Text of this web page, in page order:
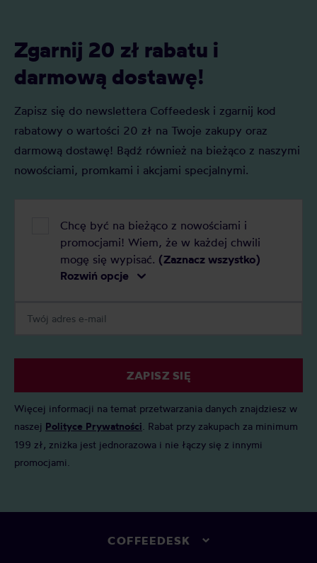
Zgarnij 20 zł rabatu i
darmową dostawę!
Zapisz się do newslettera Coffeedesk i zgarnij kod
rabatowy o wartości 20 zł na Twoje zakupy oraz
darmową dostawę! Bądź również na bieżąco z naszymi
nowościami, promkami i akcjami specjalnymi.
Chcę być na bieżąco z nowościami i
promocjami! Wiem, że w każdej chwili
mogę się wypisać. (Zaznacz wszystko)
Rozwiń opcje
ZAPISZ SIĘ
Więcej informacji na temat przetwarzania danych znajdziesz w
naszej Polityce Prywatności . Rabat przy zakupach za minimum
199 zł, zniżka jest jednorazowa i nie łączy się z innymi
promocjami.
COFFEEDESK